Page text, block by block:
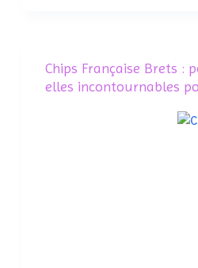
Chips Française Brets :
elles incontournables